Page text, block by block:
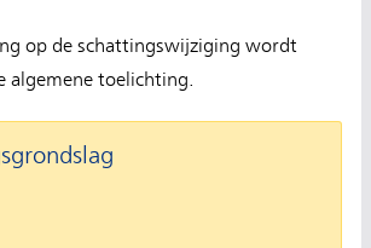
op de schattingswijziging wordt
algemene toelichting.